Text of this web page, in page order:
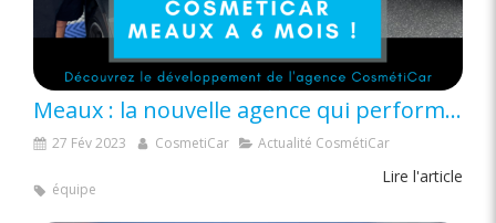
Meaux : la nouvelle agence qui performe, 6 mois après son lancement
27 Fév 2023 CosmetiCar Actualité CosmétiCar
Lire l'article
équipe